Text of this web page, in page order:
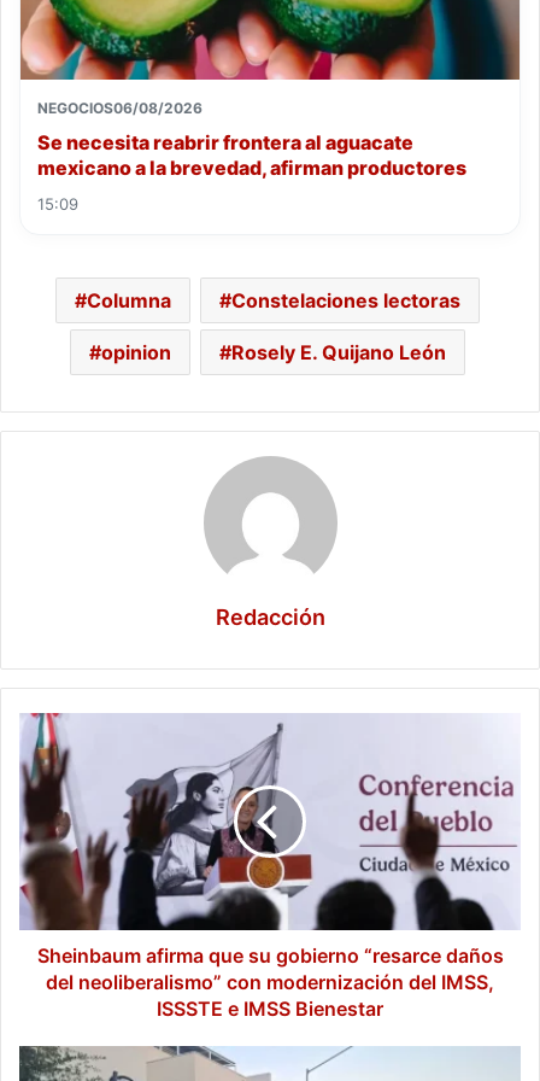
NEGOCIOS06/08/2026
Se necesita reabrir frontera al aguacate
mexicano a la brevedad, afirman productores
15:09
Columna Constelaciones lectoras
opinion Rosely E. Quijano León
Redacción
Sheinbaum
afirma
que
gobierno
“resarce
daños
del
neoliberalismo”
con
modernización
ISSSTE
Sheinbaum afirma que su gobierno “resarce daños
del neoliberalismo” con modernización del IMSS,
ISSSTE e IMSS Bienestar
CFE